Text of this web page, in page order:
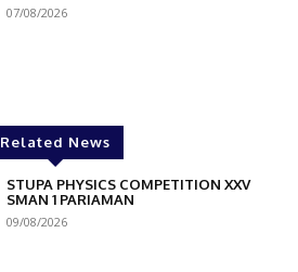
07/08/2026
Related News
STUPA PHYSICS COMPETITION XXV
SMAN 1 PARIAMAN
09/08/2026